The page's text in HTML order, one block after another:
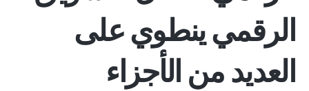
الرقميينطوي على
العديد من الأجزاء